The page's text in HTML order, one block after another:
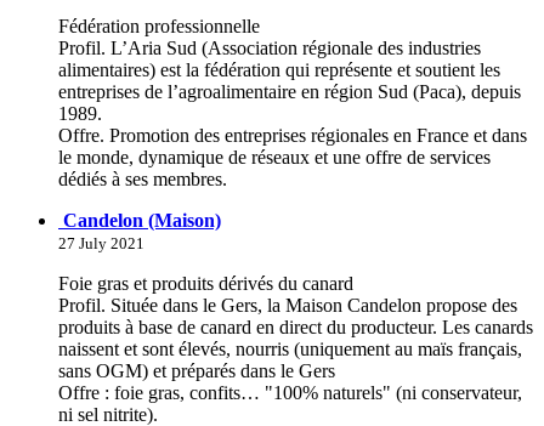
Fédération professionnelle
Profil. L’Aria Sud (Association régionale des industries
alimentaires) est la fédération qui représente et soutient les
entreprises de l’agroalimentaire en région Sud (Paca), depuis
1989.
Offre. Promotion des entreprises régionales en France et dans
le monde, dynamique de réseaux et une offre de services
dédiés à ses membres.
Candelon (Maison)
27 July 2021
Foie gras et produits dérivés du canard
Profil. Située dans le Gers, la Maison Candelon propose des
produits à base de canard en direct du producteur. Les canards
naissent et sont élevés, nourris (uniquement au maïs français,
sans OGM) et préparés dans le Gers
Offre : foie gras, confits… "100% naturels" (ni conservateur,
ni sel nitrite).